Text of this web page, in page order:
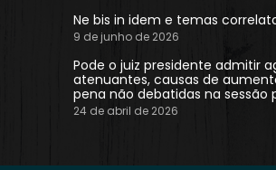
Ne bis in idem e temas
9 de junho de 2026
Pode o juiz presidente admitir
atenuantes, causas de
pena não debatidas na sessão
24 de abril de 2026